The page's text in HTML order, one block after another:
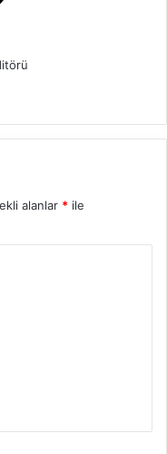
ub
alanlar * ile